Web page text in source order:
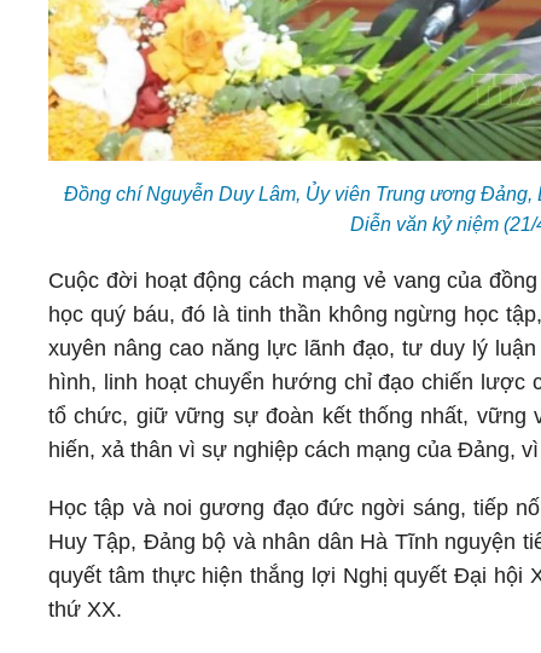
Đồng chí Nguyễn Duy Lâm, Ủy viên Trung ương
Diễn văn kỷ niệm
Cuộc đời hoạt động cách mạng vẻ vang của
học quý báu, đó là tinh thần không ngừng học
xuyên nâng cao năng lực lãnh đạo, tư duy lý
hình, linh hoạt chuyển hướng chỉ đạo chiến lược
tổ chức, giữ vững sự đoàn kết thống nhất, vững
hiến, xả thân vì sự nghiệp cách mạng của Đảng,
Học tập và noi gương đạo đức ngời sáng, tiếp
Huy Tập, Đảng bộ và nhân dân Hà Tĩnh nguyện
quyết tâm thực hiện thắng lợi Nghị quyết Đại hội
thứ XX.